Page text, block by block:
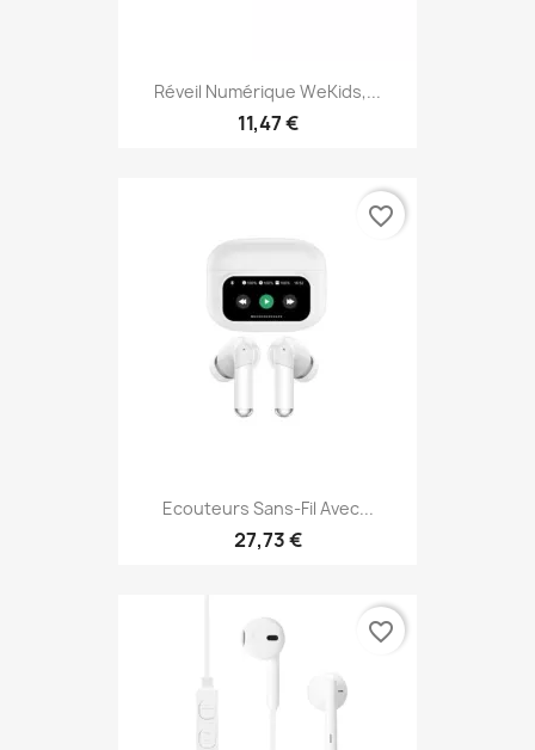
Réveil Numérique WeKids,...
11,47 €
Ecouteurs Sans-Fil Avec...
27,73 €
favorite_border
favorite_border